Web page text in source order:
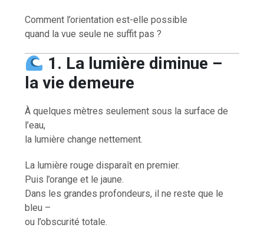
Comment l’orientation est-elle possible
quand la vue seule ne suffit pas ?
1. La lumière diminue –
la vie demeure
À quelques mètres seulement sous la surface de
l’eau,
la lumière change nettement.
La lumière rouge disparaît en premier.
Puis l’orange et le jaune.
Dans les grandes profondeurs, il ne reste que le
bleu –
ou l’obscurité totale.